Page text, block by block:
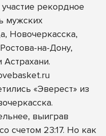
рекордное
мужских
Новочеркасска,
на-Дону,
«Эверест» из
выиграв
счетом 23:17. Но как